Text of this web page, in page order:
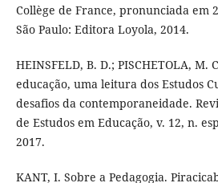
Collège de France, pronunciada em
São Paulo: Editora Loyola, 2014.
HEINSFELD, B. D.; PISCHETOLA,
educação, uma leitura dos Estudos
desafios da contemporaneidade.
de Estudos em Educação, v. 12, n.
2017.
KANT, I. Sobre a Pedagogia.